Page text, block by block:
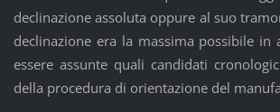
declinazione assoluta oppure al suo
declinazione era la massima possibile in
essere assunte quali candidati
della procedura di orientazione del